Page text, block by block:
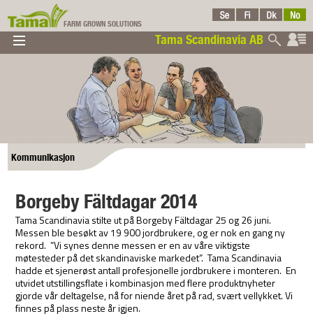
Scandinavia
FARM GROWN SOLUTIONS
Tama Scandinavia AB
▼
▼
▼
Kommunikasjon
Borgeby Fältdagar 2014
Tama Scandinavia stilte ut på Borgeby Fältdagar 25 og 26 juni.
Messen ble besøkt av 19 900 jordbrukere, og er nok en gang ny
rekord. ”Vi synes denne messen er en av våre viktigste
møtesteder på det skandinaviske markedet”. Tama Scandinavia
hadde et sjenerøst antall profesjonelle jordbrukere i monteren. En
utvidet utstillingsflate i kombinasjon med flere produktnyheter
gjorde vår deltagelse, nå for niende året på rad, svært vellykket. Vi
finnes på plass neste år igjen.